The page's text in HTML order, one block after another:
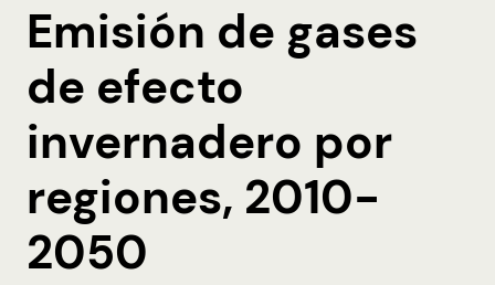
Emisión de gases
de efecto
invernadero por
regiones, 2010-
2050